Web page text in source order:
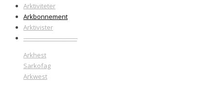
Arktiviteter
Arkbonnement
Arktivister
——————————
Arkhest
Sarkofag
Arkwest